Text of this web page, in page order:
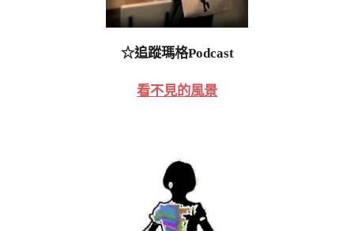
☆追蹤瑪格Podcast
看不見的風景